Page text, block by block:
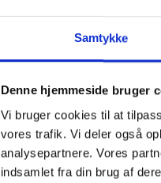
Samtykke
Denne hjemmeside bruger
Vi bruger cookies til at
vores trafik. Vi deler også
analysepartnere. Vores
indsamlet fra din brug af
sig de
tilfældet.
til Keld
For
angives
om